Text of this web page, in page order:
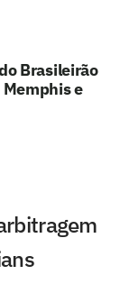
Brasileirão
e